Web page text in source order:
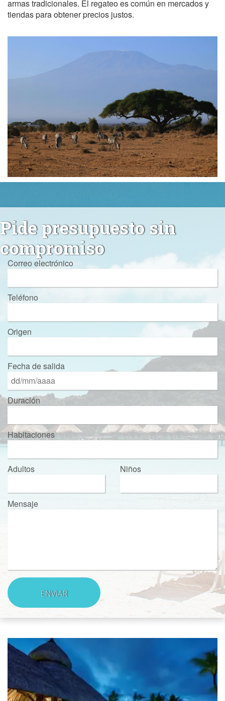
armas tradicionales. El regateo es común en mercados y
tiendas para obtener precios justos.
Pide presupuesto sin
compromiso
Correo electrónico
Teléfono
Origen
Fecha de salida
Duración
Habitaciones
Adultos Niños
Mensaje